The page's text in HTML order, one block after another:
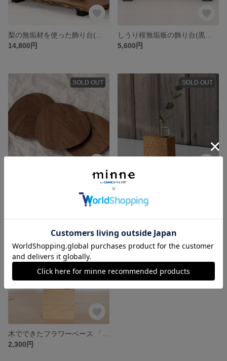
14,800円
5,600円
SOLD OUT
木の和菓子皿「chocoro S 」 ウォールナット無垢材 平皿
SOLD OUT
2,300円
SOLD OUT
2,300円